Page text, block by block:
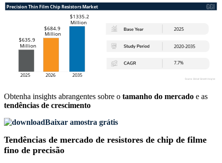
Obtenha insights abrangentes sobre o tamanho do mercado e as
tendências de crescimento
Baixar amostra grátis
Tendências de mercado de resistores de chip de filme
fino de precisão